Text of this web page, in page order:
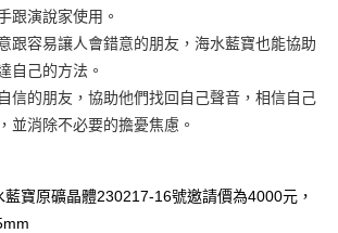
含以上)免運費
跟演說家使用。
跟容易讓人會錯意的朋友，海水藍寶也能協助
自己的方法。
信的朋友，協助他們找回自己聲音，相信自己
並消除不必要的擔憂焦慮。
寶原礦晶體230217-16號邀請價為4000元，